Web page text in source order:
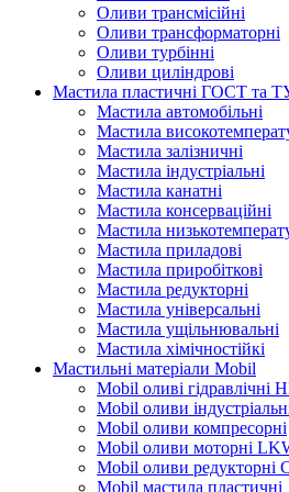
Оливи трансмісійні
Оливи трансформаторні
Оливи турбінні
Оливи циліндрові
Мастила пластичні ГОСТ та
Мастила автомобільні
Мастила
Мастила залізничні
Мастила індустріальні
Мастила канатні
Мастила консерваційні
Мастила
Мастила приладові
Мастила приробіткові
Мастила редукторні
Мастила універсальні
Мастила ущільнювальні
Мастила хімічностійкі
Мастильні матеріали Mobil
Mobil оливі гідравлічні
Mobil оливи
Mobil оливи компресорні
Mobil оливи моторні LKW
Mobil оливи редукторні
Mobil мастила пластичні